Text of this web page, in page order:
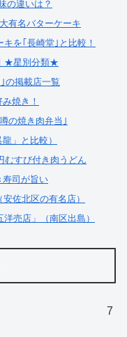
の違いは？
有名バターケーキ
を｢長崎堂｣と比較！
★星別分類★
の掲載店一覧
焼き！
の焼き肉弁当｣
」と比較）
むすび付き肉うどん
寿司が旨い
佐北区の有名店）
売店」（南区出島）
7